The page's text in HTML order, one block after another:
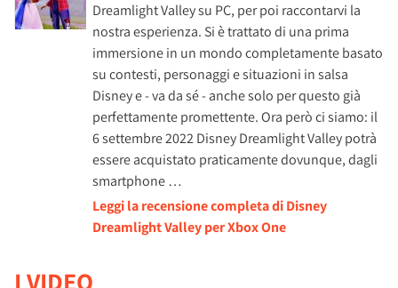
Dreamlight Valley su PC, per poi raccontarvi la
nostra esperienza. Si è trattato di una prima
immersione in un mondo completamente basato
su contesti, personaggi e situazioni in salsa
Disney e - va da sé - anche solo per questo già
perfettamente promettente. Ora però ci siamo: il
6 settembre 2022 Disney Dreamlight Valley potrà
essere acquistato praticamente dovunque, dagli
smartphone …
Leggi la recensione completa di Disney
Dreamlight Valley per Xbox One
I VIDEO